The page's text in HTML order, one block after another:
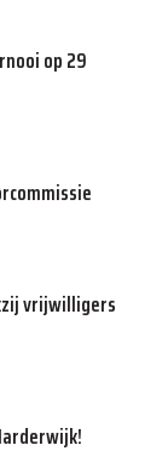
op 29
vrijwilligers